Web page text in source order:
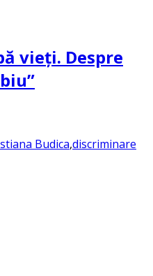
vieți. Despre
Budica,discriminare